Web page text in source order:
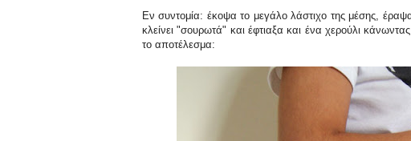
Εν συντομία: έκοψα το μεγάλο λάστιχο της μέσης,
κλείνει "σουρωτά" και έφτιαξα και ένα χερούλι
το αποτέλεσμα: